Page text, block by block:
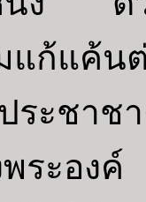
แก้แค้น
ะชาช
พระอ